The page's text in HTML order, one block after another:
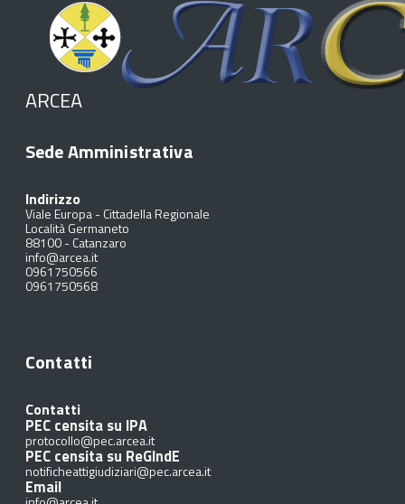
ARCEA
Sede Amministrativa
Indirizzo
Viale Europa - Cittadella Regionale
Località Germaneto
88100-Catanzaro
info@arcea.it
0961750566
0961750568
Contatti
Contatti
PEC censita su IPA
protocollo@pec.arcea.it
PEC censita su ReGIndE
notificheattigiudiziari@pec.arcea.it
Email